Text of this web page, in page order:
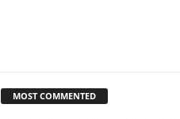
MOST COMMENTED